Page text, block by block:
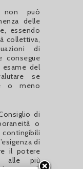
non può
delle
essendo
collettiva,
di
consegue
del
se
o meno
di
o
di
il potere
alle più